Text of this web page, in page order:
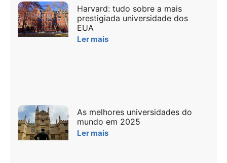
Harvard: tudo sobre a mais
prestigiada universidade dos
EUA
Ler mais
As melhores universidades do
mundo em 2025
Ler mais